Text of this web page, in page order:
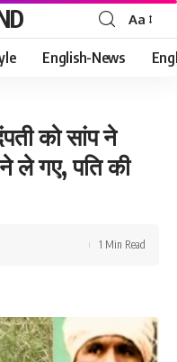
Font
Resizer
Aa
English-News
को सांप ने
ले गए, पति की
1 Min Read